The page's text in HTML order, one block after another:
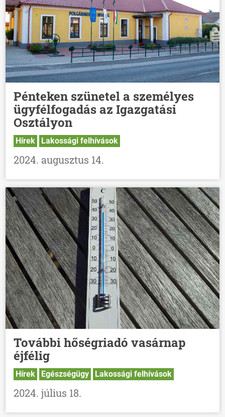
Pénteken szünetel a személyes
ügyfélfogadás az Igazgatási
Osztályon
Hírek Lakossági felhívások
2024. augusztus 14.
További hőségriadó vasárnap
éjfélig
Hírek Egészségügy Lakossági felhívások
2024. július 18.